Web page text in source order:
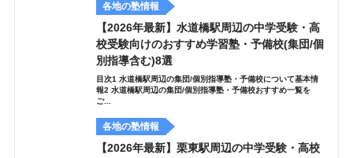
各地の塾情報
【2026年最新】水道橋駅周辺の中学受験・高
校受験向けのおすすめ学習塾・予備校(集団/個
別指導含む)8選
目次1 水道橋駅周辺の集団/個別指導塾・予備校について基本情
報2 水道橋駅周辺の集団/個別指導塾・予備校おすすめ一覧を
ご...
各地の塾情報
【2026年最新】栗東駅周辺の中学受験・高校